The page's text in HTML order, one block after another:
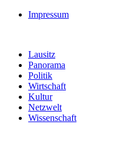
Impressum
Lausitz
Panorama
Politik
Wirtschaft
Kultur
Netzwelt
Wissenschaft